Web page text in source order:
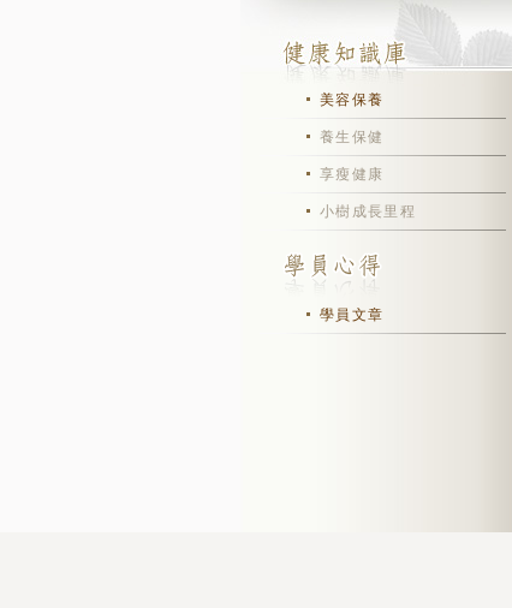
美容保養
養生保健
享瘦健康
小樹成長里程
學員文章